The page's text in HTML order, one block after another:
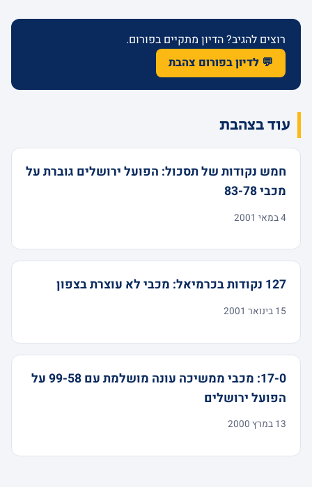
רוצים להגיב? הדיון מתקיים בפורום.
💬 לדיון בפורום צהבת
עוד בצהבת
חמש נקודות של תסכול: הפועל ירושלים גוברת על
מכבי 83-78
4 במאי 2001
127 נקודות בכרמיאל: מכבי לא עוצרת בצפון
15 בינואר 2001
17-0: מכבי ממשיכה עונה מושלמת עם 99-58 על
הפועל ירושלים
13 במרץ 2000